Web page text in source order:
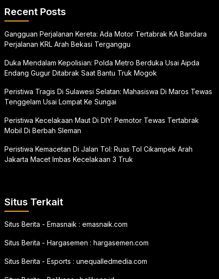
Recent Posts
Gangguan Perjalanan Kereta: Ada Motor Tertabrak KA Bandara
Perjalanan KRL Arah Bekasi Terganggu
Duka Mendalam Kepolisian: Polda Metro Berduka Usai Aipda
Endang Gugur Ditabrak Saat Bantu Truk Mogok
Peristiwa Tragis Di Sulawesi Selatan: Mahasiswa Di Maros Tewas
Tenggelam Usai Lompat Ke Sungai
Peristiwa Kecelakaan Maut Di DIY: Pemotor Tewas Tertabrak
Mobil Di Berbah Sleman
Peristiwa Kemacetan Di Jalan Tol: Ruas Tol Cikampek Arah
Jakarta Macet Imbas Kecelakaan 3 Truk
Situs Terkait
Situs Berita - Emasnaik : emasnaik.com
Situs Berita - Hargasemen : hargasemen.com
Situs Berita - Esports : unequalledmedia.com